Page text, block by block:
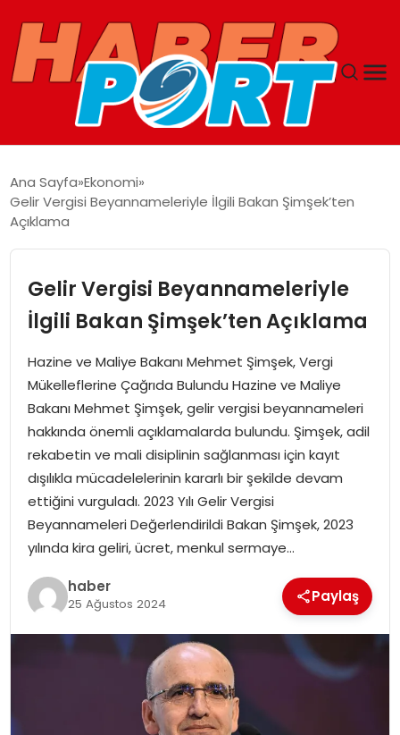
GUNCEL
SAĞLIK
SPOR
MAGAZIN
SPOR
EĞITIM
OTOMOBIL
TEKNOLOJI
EKONOMI
Ana Sayfa Ekonomi
Gelir Vergisi Beyannameleriyle İlgili Bakan Şimşek’ten
Açıklama
Gelir Vergisi Beyannameleriyle
İlgili Bakan Şimşek’ten Açıklama
Hazine ve Maliye Bakanı Mehmet Şimşek, Vergi
Mükelleflerine Çağrıda Bulundu Hazine ve Maliye
Bakanı Mehmet Şimşek, gelir vergisi beyannameleri
hakkında önemli açıklamalarda bulundu. Şimşek, adil
rekabetin ve mali disiplinin sağlanması için kayıt
dışılıkla mücadelelerinin kararlı bir şekilde devam
ettiğini vurguladı. 2023 Yılı Gelir Vergisi
Beyannameleri Değerlendirildi Bakan Şimşek, 2023
yılında kira geliri, ücret, menkul sermaye…
haber
25 Ağustos 2024 Paylaş